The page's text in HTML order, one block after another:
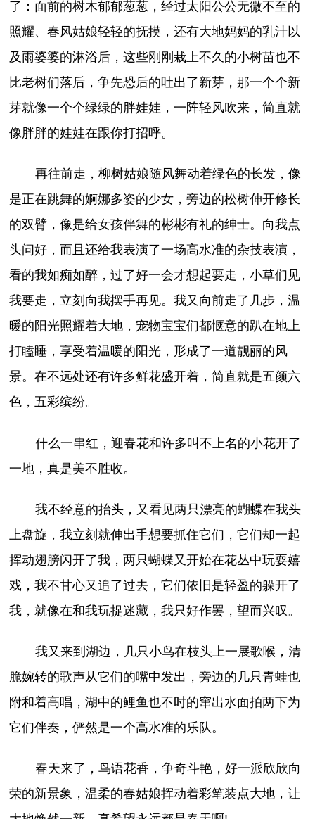
了：面前的树木郁郁葱葱，经过太阳公公无微不至的
照耀、春风姑娘轻轻的抚摸，还有大地妈妈的乳汁以
及雨婆婆的淋浴后，这些刚刚栽上不久的小树苗也不
比老树们落后，争先恐后的吐出了新芽，那一个个新
芽就像一个个绿绿的胖娃娃，一阵轻风吹来，简直就
像胖胖的娃娃在跟你打招呼。
再往前走，柳树姑娘随风舞动着绿色的长发，像
是正在跳舞的婀娜多姿的少女，旁边的松树伸开修长
的双臂，像是给女孩伴舞的彬彬有礼的绅士。向我点
头问好，而且还给我表演了一场高水准的杂技表演，
看的我如痴如醉，过了好一会才想起要走，小草们见
我要走，立刻向我摆手再见。我又向前走了几步，温
暖的阳光照耀着大地，宠物宝宝们都惬意的趴在地上
打瞌睡，享受着温暖的阳光，形成了一道靓丽的风
景。在不远处还有许多鲜花盛开着，简直就是五颜六
色，五彩缤纷。
什么一串红，迎春花和许多叫不上名的小花开了
一地，真是美不胜收。
我不经意的抬头，又看见两只漂亮的蝴蝶在我头
上盘旋，我立刻就伸出手想要抓住它们，它们却一起
挥动翅膀闪开了我，两只蝴蝶又开始在花丛中玩耍嬉
戏，我不甘心又追了过去，它们依旧是轻盈的躲开了
我，就像在和我玩捉迷藏，我只好作罢，望而兴叹。
我又来到湖边，几只小鸟在枝头上一展歌喉，清
脆婉转的歌声从它们的嘴中发出，旁边的几只青蛙也
附和着高唱，湖中的鲤鱼也不时的窜出水面拍两下为
它们伴奏，俨然是一个高水准的乐队。
春天来了，鸟语花香，争奇斗艳，好一派欣欣向
荣的新景象，温柔的春姑娘挥动着彩笔装点大地，让